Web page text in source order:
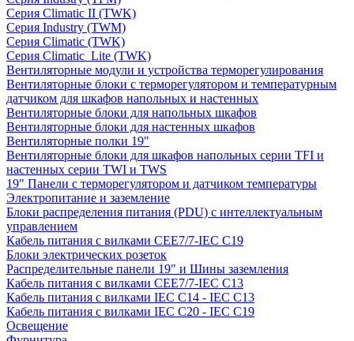
Серия Climatic II (TWK)
Серия Industry (TWM)
Серия Climatic (TWK)
Серия Climatic_Lite (TWK)
Вентиляторные модули и устройства терморегулирования
Вентиляторные блоки с терморегулятором и температурным
датчиком для шкафов напольных и настенных
Вентиляторные блоки для напольных шкафов
Вентиляторные блоки для настенных шкафов
Вентиляторные полки 19"
Вентиляторные блоки для шкафов напольных серии TFI и
настенных серии TWI и TWS
19" Панели с терморегулятором и датчиком температуры
Электропитание и заземление
Блоки распределения питания (PDU) с интеллектуальным
управлением
Кабель питания с вилками CEE7/7-IEC C19
Блоки электрических розеток
Распределительные панели 19" и Шины заземления
Кабель питания с вилками CEE7/7-IEC C13
Кабель питания с вилками IEC C14 - IEC C13
Кабель питания с вилками IEC C20 - IEC C19
Освещение